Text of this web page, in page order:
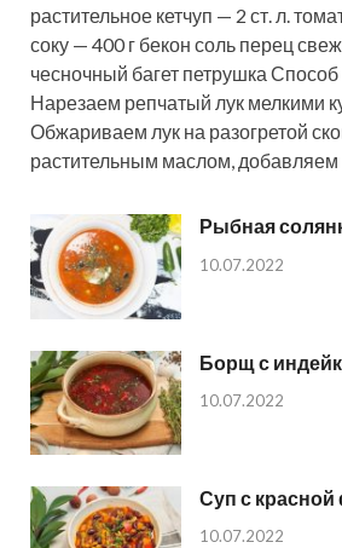
растительное кетчуп — 2 ст. л.
соку — 400 г бекон соль перец
чесночный багет петрушка
Нарезаем репчатый лук мелкими
Обжариваем лук на разогретой
растительным маслом, добавляем
Рыбная
10.07.2022
Борщ с
10.07.2022
Суп с
10.07.2022